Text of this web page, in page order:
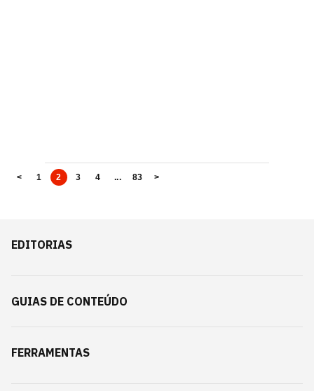
< 1 2 3 4 ... 83 >
EDITORIAS
GUIAS DE CONTEÚDO
FERRAMENTAS